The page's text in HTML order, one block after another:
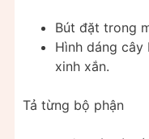
Bút đặt trong
Hình dáng
xinh xắn.
Tả từng bộ phận